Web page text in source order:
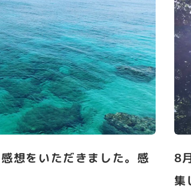
想をいただきました。感
8
集